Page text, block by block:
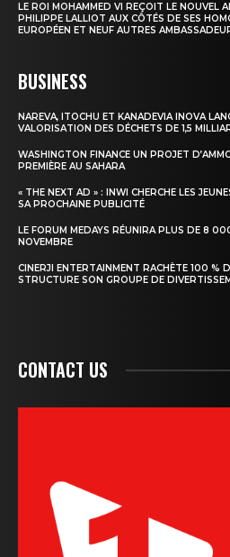
LE ROI MOHAMMED VI REÇOIT LE NOUVEL
PHILIPPE LALLIOT AUX CÔTÉS DE SES
EUROPÉEN ET NEUF AUTRES
BUSINESS
NAREVA, ITOCHU ET KANADEVIA INOVA
VALORISATION DES DÉCHETS DE 1,5
WASHINGTON FINANCE UN PROJET
PREMIÈRE AU SAHARA
« THE NEXT AD » : INWI CHERCHE LES
SA PROCHAINE PUBLICITÉ
LE FORUM MEDAYS RÉUNIRA PLUS DE 8
NOVEMBRE
CINERJI ENTERTAINMENT RACHÈTE 100 %
STRUCTURE SON GROUPE DE
CONTACT US